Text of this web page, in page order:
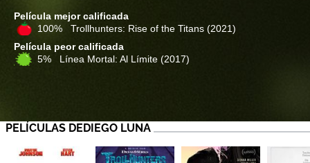
Película mejor calificada
100% Trollhunters: Rise of the Titans (2021)
Película peor calificada
5% Línea Mortal: Al Límite (2017)
PELÍCULAS DEDIEGO LUNA